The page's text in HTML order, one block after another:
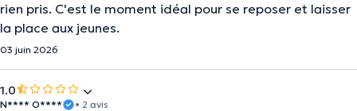
rien pris. C'est le moment idéal pour se reposer et laisser
la place aux jeunes.
03 juin 2026
1.0
N**** O**** • 2 avis